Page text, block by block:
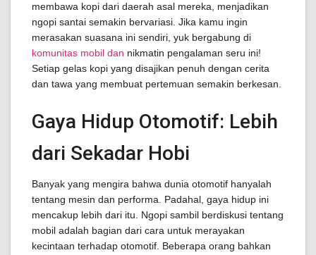
membawa kopi dari daerah asal mereka, menjadikan
ngopi santai semakin bervariasi. Jika kamu ingin
merasakan suasana ini sendiri, yuk bergabung di
komunitas mobil dan nikmatin pengalaman seru ini!
Setiap gelas kopi yang disajikan penuh dengan cerita
dan tawa yang membuat pertemuan semakin berkesan.
Gaya Hidup Otomotif: Lebih
dari Sekadar Hobi
Banyak yang mengira bahwa dunia otomotif hanyalah
tentang mesin dan performa. Padahal, gaya hidup ini
mencakup lebih dari itu. Ngopi sambil berdiskusi tentang
mobil adalah bagian dari cara untuk merayakan
kecintaan terhadap otomotif. Beberapa orang bahkan